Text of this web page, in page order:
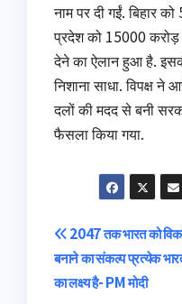
नाम पर दी गईं. बिहार
प्रदेश को 15000
देने का ऐलान हुआ है.
निशाना साधा. विपक्ष ने
दलों की मदद से बनी
फैसला किया गया.
Post
2047 तक भारत को
बनाने का संकल्प प्रत्येक
का लक्ष्य है- PM मोदी